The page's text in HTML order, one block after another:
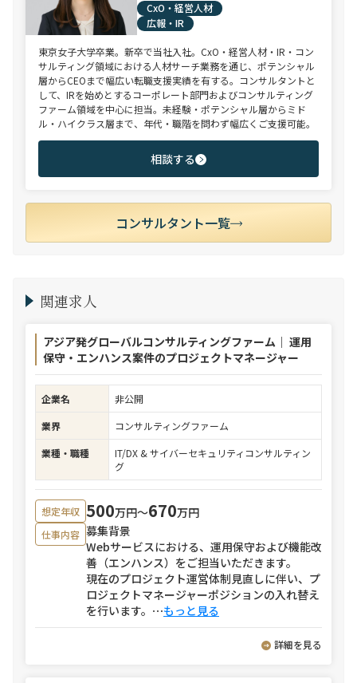
CxO・経営人材
広報・IR
東京女子大学卒業。新卒で当社入社。CxO・経営人材・IR・コン
サルティング領域における人材サーチ業務を通じ、ポテンシャル
層からCEOまで幅広い転職支援実績を有する。コンサルタントと
して、IRを始めとするコーポレート部門およびコンサルティング
ファーム領域を中心に担当。未経験・ポテンシャル層からミド
ル・ハイクラス層まで、年代・職階を問わず幅広くご支援可能。
相談する
コンサルタント一覧
関連求人
アジア発グローバルコンサルティングファーム｜ 運用
保守・エンハンス案件のプロジェクトマネージャー
企業名
非公開
業界
コンサルティングファーム
業種・職種
IT/DX & サイバーセキュリティコンサルティン
グ
想定年収 500万円〜670万円
仕事内容 募集背景
Webサービスにおける、運用保守および機能改
善（エンハンス）をご担当いただきます。
現在のプロジェクト運営体制見直しに伴い、プ
ロジェクトマネージャーポジションの入れ替え
を行います。 ⋯もっと見る
詳細を見る